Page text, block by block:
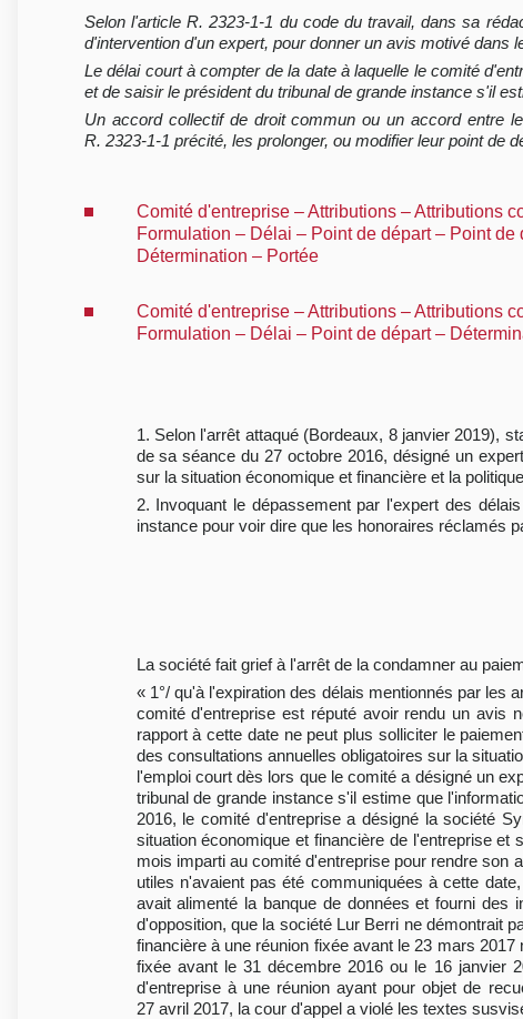
Selon l'article R. 2323-1-1 du code du travail, dans sa
d'intervention d'un expert, pour donner un avis motivé dans
Le délai court à compter de la date à laquelle le comité
et de saisir le président du tribunal de grande instance s'il
Un accord collectif de droit commun ou un accord entre
R. 2323-1-1 précité, les prolonger, ou modifier leur point de
Comité d'entreprise – Attributions – Attributions
Formulation – Délai – Point de départ – Point
Détermination – Portée
Comité d'entreprise – Attributions – Attributions
Formulation – Délai – Point de départ –
1. Selon l'arrêt attaqué (Bordeaux, 8 janvier 2019),
de sa séance du 27 octobre 2016, désigné un
sur la situation économique et financière et la
2. Invoquant le dépassement par l'expert des
instance pour voir dire que les honoraires réclamés
La société fait grief à l'arrêt de la condamner au
« 1°/ qu'à l'expiration des délais mentionnés par les
comité d'entreprise est réputé avoir rendu un avis
rapport à cette date ne peut plus solliciter le
des consultations annuelles obligatoires sur la
l'emploi court dès lors que le comité a désigné un
tribunal de grande instance s'il estime que
2016, le comité d'entreprise a désigné la société
situation économique et financière de l'entreprise
mois imparti au comité d'entreprise pour rendre son
utiles n'avaient pas été communiquées à cette
avait alimenté la banque de données et fourni des
d'opposition, que la société Lur Berri ne démontrait
financière à une réunion fixée avant le 23 mars
fixée avant le 31 décembre 2016 ou le 16 janvier
d'entreprise à une réunion ayant pour objet de
27 avril 2017, la cour d'appel a violé les textes